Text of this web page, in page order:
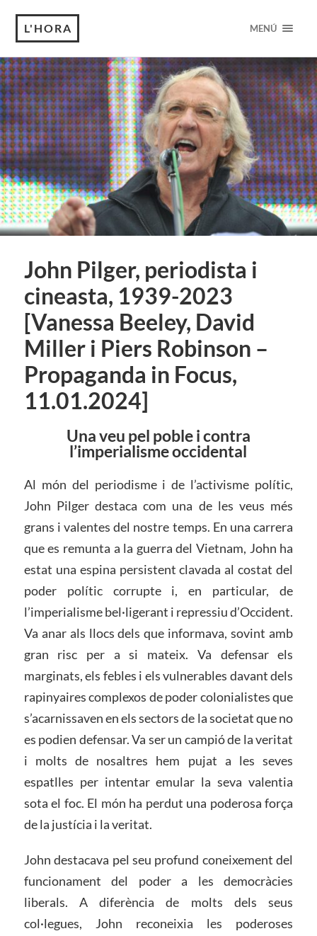
L'HORA MENÚ
John Pilger, periodista i
cineasta, 1939-2023
[Vanessa Beeley, David
Miller i Piers Robinson –
Propaganda in Focus,
11.01.2024]
Una veu pel poble i contra
l’imperialisme occidental
Al món del periodisme i de l’activisme polític,
John Pilger destaca com una de les veus més
grans i valentes del nostre temps. En una carrera
que es remunta a la guerra del Vietnam, John ha
estat una espina persistent clavada al costat del
poder polític corrupte i, en particular, de
l’imperialisme bel·ligerant i repressiu d’Occident.
Va anar als llocs dels que informava, sovint amb
gran risc per a si mateix. Va defensar els
marginats, els febles i els vulnerables davant dels
rapinyaires complexos de poder colonialistes que
s’acarnissaven en els sectors de la societat que no
es podien defensar. Va ser un campió de la veritat
i molts de nosaltres hem pujat a les seves
espatlles per intentar emular la seva valentia
sota el foc. El món ha perdut una poderosa força
de la justícia i la veritat.
John destacava pel seu profund coneixement del
funcionament del poder a les democràcies
liberals. A diferència de molts dels seus
col·legues, John reconeixia les poderoses